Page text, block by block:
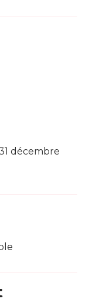
décembre